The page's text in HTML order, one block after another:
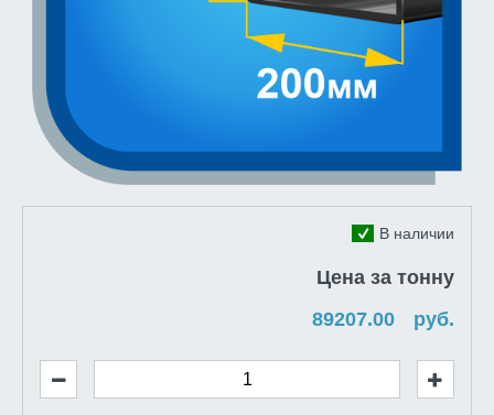
В наличии
Цена за тонну
руб.